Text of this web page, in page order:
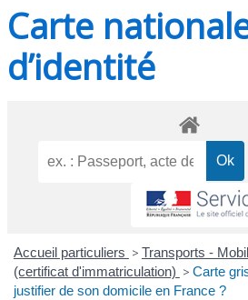
Carte
d’identité
Accueil particuliers > Transports -
(certificat d'immatriculation) > Carte
justifier de son domicile en France ?